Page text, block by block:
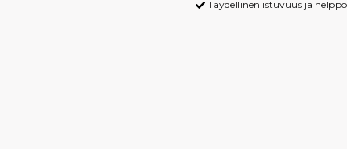
Täydellinen istuvuus ja